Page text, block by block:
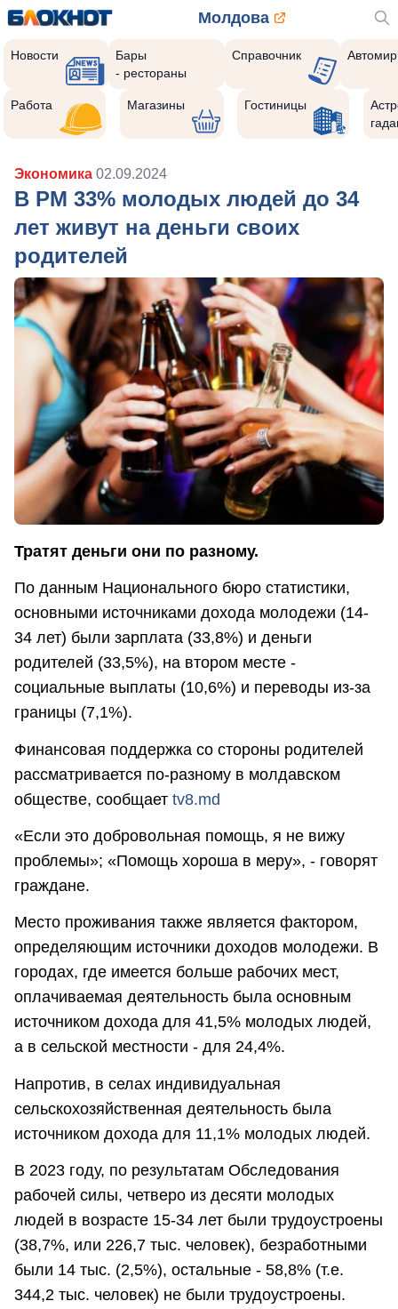
Молдова
Новости
Бары
- рестораны
Справочник Автомир
Работа Магазины Гостиницы
Экономика 02.09.2024
В РМ 33% молодых людей до 34
лет живут на деньги своих
родителей
Тратят деньги они по разному.
По данным Национального бюро статистики,
основными источниками дохода молодежи (14-
34 лет) были зарплата (33,8%) и деньги
родителей (33,5%), на втором месте -
социальные выплаты (10,6%) и переводы из-за
границы (7,1%).
Финансовая поддержка со стороны родителей
рассматривается по-разному в молдавском
обществе, сообщает tv8.md
«Если это добровольная помощь, я не вижу
проблемы»; «Помощь хороша в меру», - говорят
граждане.
Место проживания также является фактором,
определяющим источники доходов молодежи. В
городах, где имеется больше рабочих мест,
оплачиваемая деятельность была основным
источником дохода для 41,5% молодых людей,
а в сельской местности - для 24,4%.
Напротив, в селах индивидуальная
сельскохозяйственная деятельность была
источником дохода для 11,1% молодых людей.
В 2023 году, по результатам Обследования
рабочей силы, четверо из десяти молодых
людей в возрасте 15-34 лет были трудоустроены
(38,7%, или 226,7 тыс. человек), безработными
были 14 тыс. (2,5%), остальные - 58,8% (т.е.
344,2 тыс. человек) не были трудоустроены.